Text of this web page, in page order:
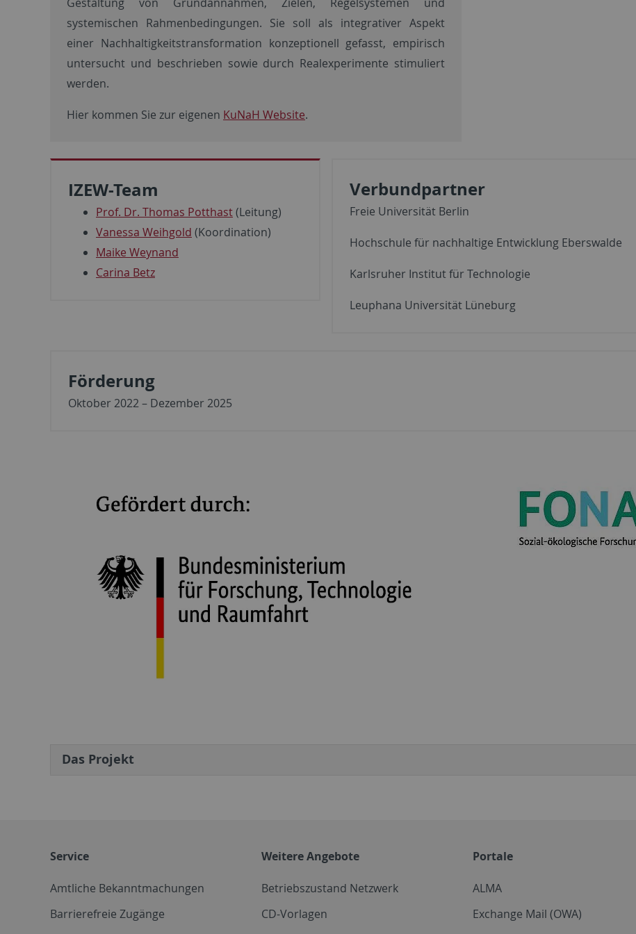
systemischen Rahmenbedingungen. Sie soll als integrativer Aspekt
einer Nachhaltigkeitstransformation konzeptionell gefasst, empirisch
untersucht und beschrieben sowie durch Realexperimente stimuliert
werden.
Hier kommen Sie zur eigenen KuNaH Website.
IZEW-Team
Prof. Dr. Thomas Potthast(Leitung)
Vanessa Weihgold (Koordination)
Maike Weynand
Carina Betz
Verbundpartner
Freie Universität Berlin
Hochschule für nachhaltige Entwicklung Eberswalde
Karlsruher Institut für Technologie
Leuphana Universität Lüneburg
Förderung
Oktober 2022 – Dezember 2025
Das Projekt
Service
Amtliche Bekanntmachungen
Barrierefreie Zugänge
Weitere Angebote
Betriebszustand Netzwerk
CD-Vorlagen
Portale
ALMA
Exchange Mail (OWA)